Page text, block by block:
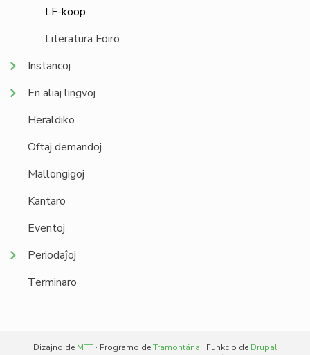
LF-koop
Literatura Foiro
Instancoj
En aliaj lingvoj
Heraldiko
Oftaj demandoj
Mallongigoj
Kantaro
Eventoj
Periodaĵoj
Terminaro
Dizajno de MTT· Programo deTramontána · Funkcio de Drupal